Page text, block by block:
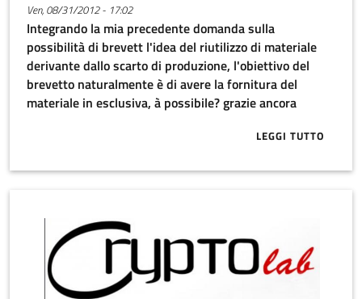
Ven, 08/31/2012 - 17:02
Integrando la mia precedente domanda sulla
possibilità di brevett l'idea del riutilizzo di materiale
derivante dallo scarto di produzione, l'obiettivo del
brevetto naturalmente è di avere la fornitura del
materiale in esclusiva, à possibile? grazie ancora
LEGGI TUTTO
ABOUT